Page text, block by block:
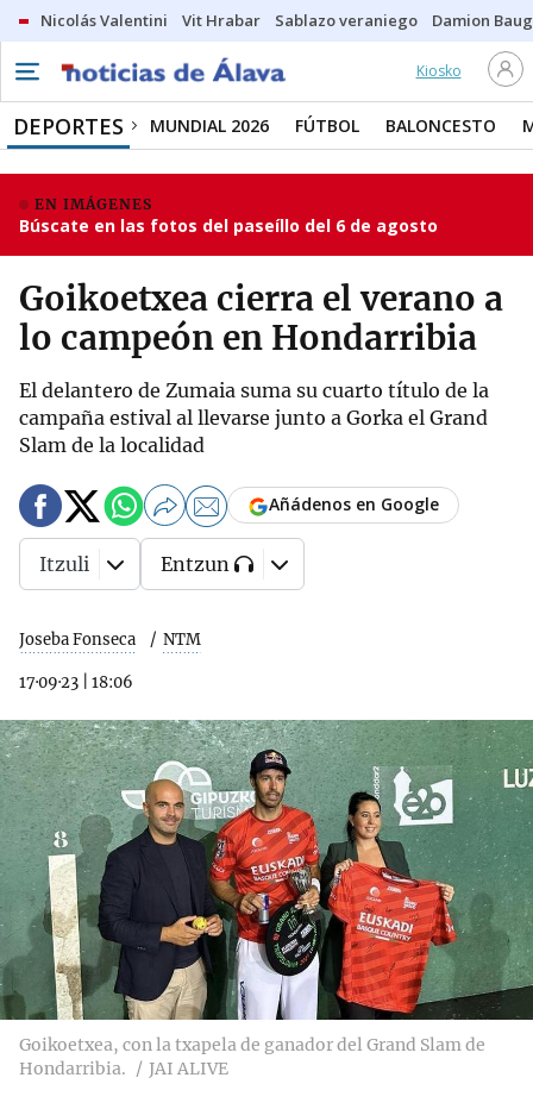
Nicolás Valentini Vit Hrabar Sablazo veraniego Damion
Kiosko
DEPORTES MUNDIAL 2026 FÚTBOL BALONCESTO
EN IMÁGENES
Búscate en las fotos del paseíllo del 6 de agosto
Goikoetxea cierra el verano a
lo campeón en Hondarribia
El delantero de Zumaia suma su cuarto título de la
campaña estival al llevarse junto a Gorka el Grand
Slam de la localidad
Joseba Fonseca NTM
17·09·23 18:06
Añádenos en Google
Itzuli Entzun
Goikoetxea, con la txapela de ganador del Grand Slam de
Hondarribia.
JAI ALIVE